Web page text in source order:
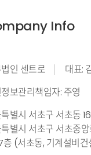
Info
인 센트로
대표:
보관리책임자: 주영
별시 서초구 서초동
별시 서초구 서초중앙
층 (서초동, 기계설비